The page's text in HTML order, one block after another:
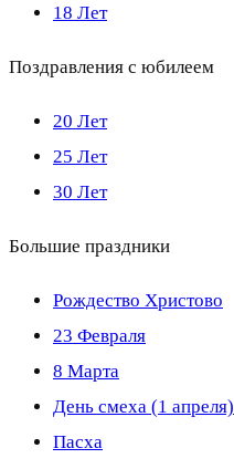
18 Лет
Поздравления с юбилеем
20 Лет
25 Лет
30 Лет
Большие праздники
Рождество Христово
23 Февраля
8 Марта
День смеха (1 апреля)
Пасха